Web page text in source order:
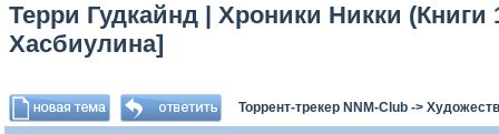
Терри Гудкайнд | Хроники Никки
Хасбиулина]
Торрент-трекер NNM-Club ->